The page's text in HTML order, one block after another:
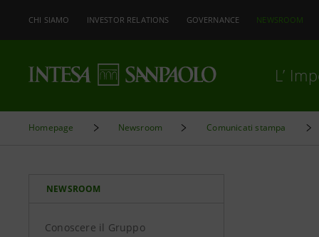
CHI SIAMO INVESTOR RELATIONS GOVERNANCE NEWSROOM
L’
Homepage Newsroom Comunicati stampa
NEWSROOM
Conoscere il Gruppo